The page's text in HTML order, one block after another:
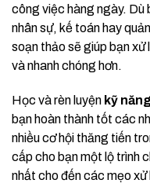
công việc hàng ngày. Dù
nhân sự, kế toán hay
soạn thảo sẽ giúp bạn
và nhanh chóng hơn.
Học và rèn luyện kỹ
bạn hoàn thành tốt các
nhiều cơ hội thăng tiến
cấp cho bạn một lộ trình
nhất cho đến các mẹo xử